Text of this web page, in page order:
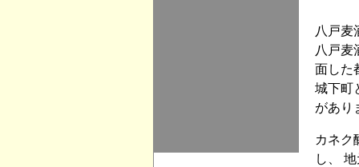
八戸麦
八戸麦
面した
城下町
があり
カネク
し、